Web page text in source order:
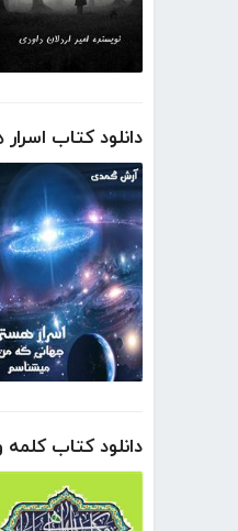
دانلود کتاب
دانلود کتاب کلمه